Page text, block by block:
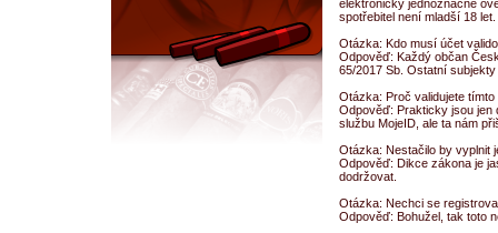
elektronicky jednoznačně
spotřebitel není mladší 18 let.
Otázka: Kdo musí účet
Odpověď: Každý občan
65/2017 Sb. Ostatní
Otázka: Proč validujete tímto
Odpověď: Prakticky jsou jen
službu MojeID, ale ta nám
Otázka: Nestačilo by vyplnit
Odpověď: Dikce zákona je
dodržovat.
Otázka: Nechci se
Odpověď: Bohužel, tak toto